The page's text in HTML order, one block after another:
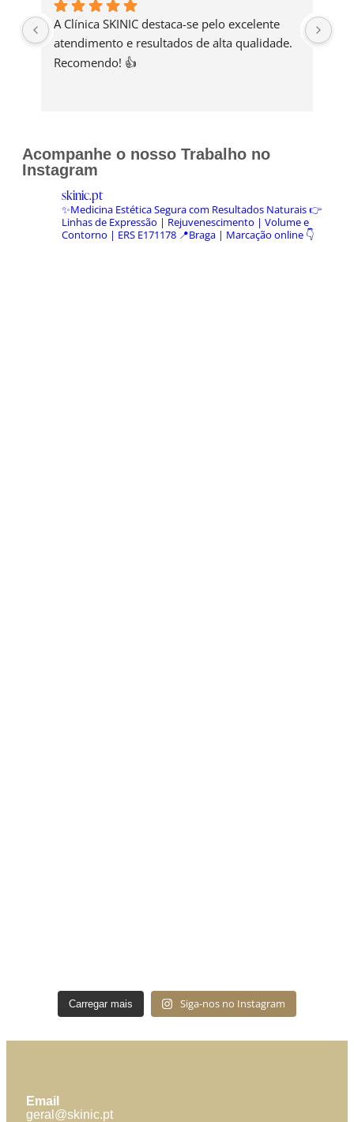
A Clínica SKINIC destaca-se pelo excelente
atendimento e resultados de alta qualidade.
Recomendo! 👍
Acompanhe o nosso Trabalho no
Instagram
skinic.pt
✨Medicina Estética Segura com Resultados Naturais👉
Linhas de Expressão | Rejuvenescimento | Volume e
Contorno | ERS E171178 📍Braga | Marcação online 👇
Carregar mais Siga-nos no Instagram
Email
geral@skinic.pt